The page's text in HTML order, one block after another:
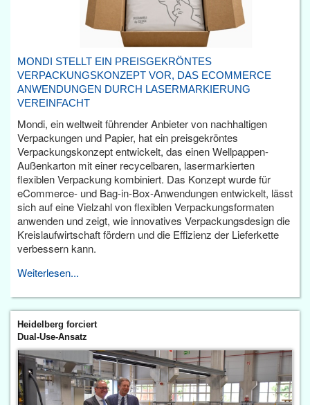
MONDI STELLT EIN PREISGEKRÖNTES
VERPACKUNGSKONZEPT VOR, DAS ECOMMERCE
ANWENDUNGEN DURCH LASERMARKIERUNG
VEREINFACHT
Mondi, ein weltweit führender Anbieter von nachhaltigen
Verpackungen und Papier, hat ein preisgekröntes
Verpackungskonzept entwickelt, das einen Wellpappen-
Außenkarton mit einer recycelbaren, lasermarkierten
flexiblen Verpackung kombiniert. Das Konzept wurde für
eCommerce- und Bag-in-Box-Anwendungen entwickelt, lässt
sich auf eine Vielzahl von flexiblen Verpackungsformaten
anwenden und zeigt, wie innovatives Verpackungsdesign die
Kreislaufwirtschaft fördern und die Effizienz der Lieferkette
verbessern kann.
Weiterlesen...
Heidelberg forciert
Dual-Use-Ansatz